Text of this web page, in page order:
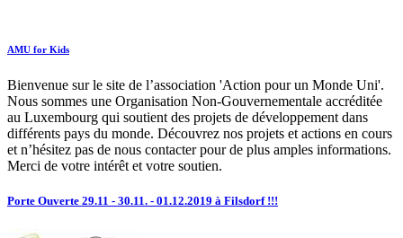
AMU for Kids
Bienvenue sur le site de l’association 'Action pour un Monde Uni'.
Nous sommes une Organisation Non-Gouvernementale accréditée
au Luxembourg qui soutient des projets de développement dans
différents pays du monde. Découvrez nos projets et actions en cours
et n’hésitez pas de nous contacter pour de plus amples informations.
Merci de votre intérêt et votre soutien.
Porte Ouverte 29.11 - 30.11. - 01.12.2019 à Filsdorf !!!